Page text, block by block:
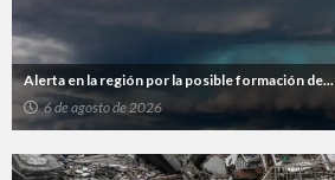
Alerta en la región por la posible formación de...
6 de agosto de 2026